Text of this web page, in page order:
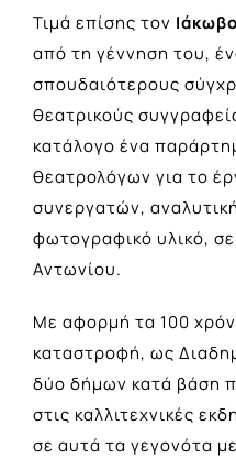
Τιμά επίσης τον
από τη γέννηση του,
σπουδαιότερους
θεατρικούς
κατάλογο ένα
θεατρολόγων για το
συνεργατών,
φωτογραφικό υλικό,
Αντωνίου.
Με αφορμή τα 100
καταστροφή, ως
δύο δήμων κατά βάση
στις καλλιτεχνικές
σε αυτά τα γεγονότα